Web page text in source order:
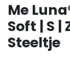
Me
Soft | S
Steeltje